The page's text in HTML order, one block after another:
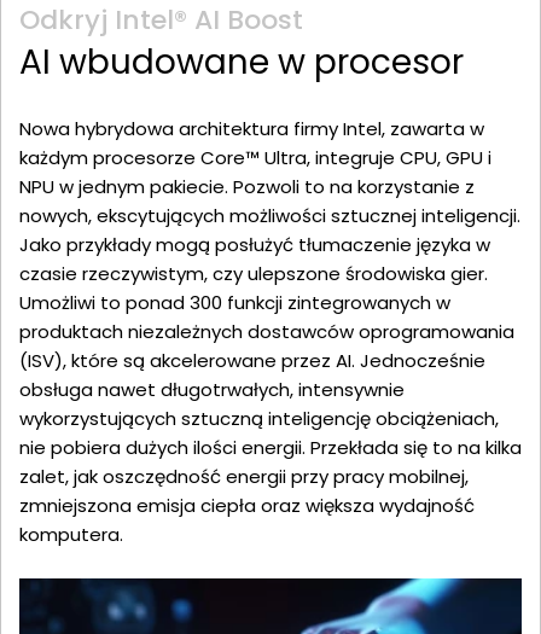
Odkryj Intel® AI Boost
AI wbudowane w procesor
Nowa hybrydowa architektura firmy Intel, zawarta w
każdym procesorze Core™ Ultra, integruje CPU, GPU i
NPU w jednym pakiecie. Pozwoli to na korzystanie z
nowych, ekscytujących możliwości sztucznej inteligencji.
Jako przykłady mogą posłużyć tłumaczenie języka w
czasie rzeczywistym, czy ulepszone środowiska gier.
Umożliwi to ponad 300 funkcji zintegrowanych w
produktach niezależnych dostawców oprogramowania
(ISV), które są akcelerowane przez AI. Jednocześnie
obsługa nawet długotrwałych, intensywnie
wykorzystujących sztuczną inteligencję obciążeniach,
nie pobiera dużych ilości energii. Przekłada się to na kilka
zalet, jak oszczędność energii przy pracy mobilnej,
zmniejszona emisja ciepła oraz większa wydajność
komputera.